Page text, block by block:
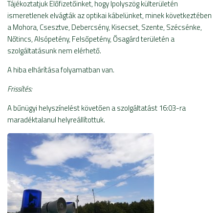
Tájékoztatjuk Előfizetőinket, hogy Ipolyszög külterületén
ismeretlenek elvágták az optikai kábelünket, minek következtében
a Mohora, Csesztve, Debercsény, Kisecset, Szente, Szécsénke,
Nőtincs, Alsópetény, Felsőpetény, Ősagárd területén a
szolgáltatásunk nem elérhető.
A hiba elhárítása folyamatban van.
Frissítés:
A bűnügyi helyszínelést követően a szolgáltatást 16:03-ra
maradéktalanul helyreállítottuk.